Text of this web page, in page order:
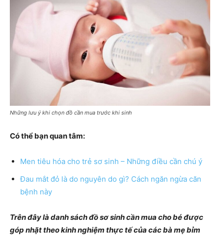
Những lưu ý khi chọn đồ cần mua trước khi sinh
Có thể bạn quan tâm:
Men tiêu hóa cho trẻ sơ sinh – Những điều cần chú ý
Đau mắt đỏ là do nguyên do gì? Cách ngăn ngừa căn
bệnh này
Trên đây là danh sách đồ sơ sinh cần mua cho bé được
góp nhặt theo kinh nghiệm thực tế của các bà mẹ bỉm